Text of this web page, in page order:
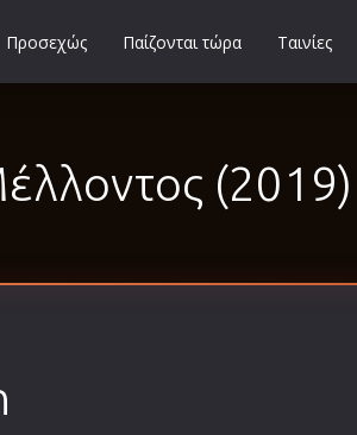
Μικρού Μήκους
Προσεχώς Παίζονται τώρα Ταινίες
(2019)